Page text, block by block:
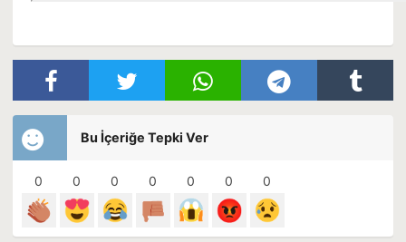
Bu İçeriğe Tepki Ver
0 0 0 0 0 0 0